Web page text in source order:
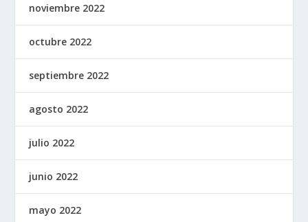
noviembre 2022
octubre 2022
septiembre 2022
agosto 2022
julio 2022
junio 2022
mayo 2022